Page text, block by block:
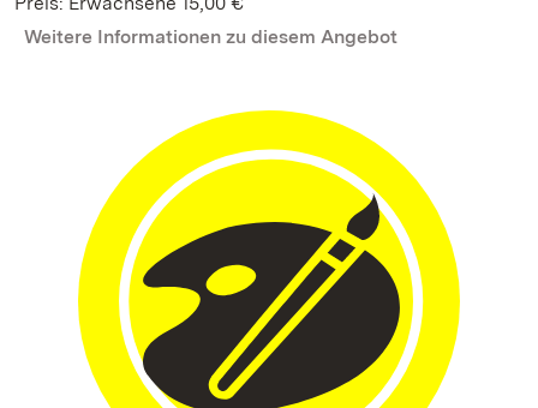
Weitere Informationen zu diesem Angebot